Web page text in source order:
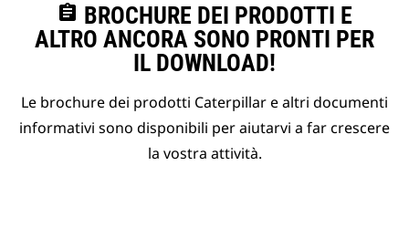
assignment BROCHURE DEI PRODOTTI E
ALTRO ANCORA SONO PRONTI PER
IL DOWNLOAD!
Le brochure dei prodotti Caterpillar e altri documenti
informativi sono disponibili per aiutarvi a far crescere
la vostra attività.